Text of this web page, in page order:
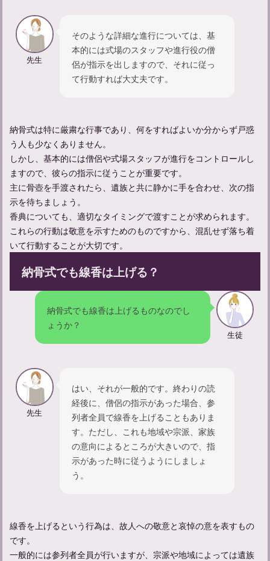
忌中期間中の孫の振る舞いについて：やってはいけないことは
参列者のマナーガイド：弔事に参列する際の服装について解説
先生
そのような詳細な進行については、基
本的には式場のスタッフや進行役の僧
侶が指示を出しますので、それに従っ
て行動すれば大丈夫です。
納骨式は特に厳粛な行事であり、何をすればよいか分からず戸惑
う人も少なくありません。
しかし、基本的には僧侶や式場スタッフが進行をコントロールし
ますので、彼らの指示に従うことが重要です。
主に骨壺を手渡されたら、遺族と共に静かに手を合わせ、次の指
示を待ちましょう。
香典についても、適切なタイミングで渡すことが求められます。
これらの行動は敬意を示すためのものですから、混乱せず落ち着
いて行動することが大切です。
納骨式でも線香は上げる？
納骨式でも線香は上げるものなのでし
ょうか？
生徒
先生
はい、それが一般的です。終わりの読
経後に、僧侶の指示があった場合、参
列者全員で線香を上げることもありま
す。ただし、これも地域や宗派、家族
の意向によるところが大きいので、指
示があった時に従うようにしましょ
う。
線香を上げるという行為は、故人への敬意と哀悼の意を表すもの
です。
一般的には参列者全員が行いますが、宗派や地域によっては遺族